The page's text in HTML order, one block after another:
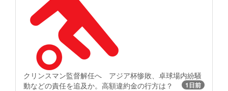
クリンスマン監督解任へ アジア杯惨敗、卓球場内紛騒
動などの責任を追及か。高額違約金の行方は？
1日前